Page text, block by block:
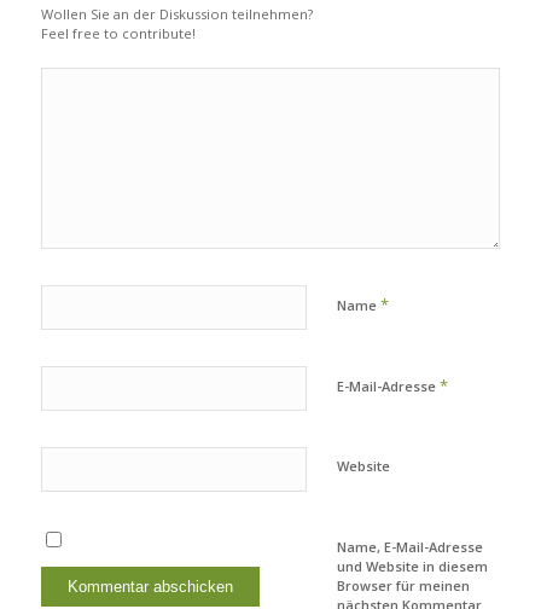
Wollen Sie an der Diskussion teilnehmen?
Feel free to contribute!
Name *
E-Mail-Adresse *
Website
Name, E-Mail-Adresse
und Website in diesem
Browser für meinen
nächsten Kommentar